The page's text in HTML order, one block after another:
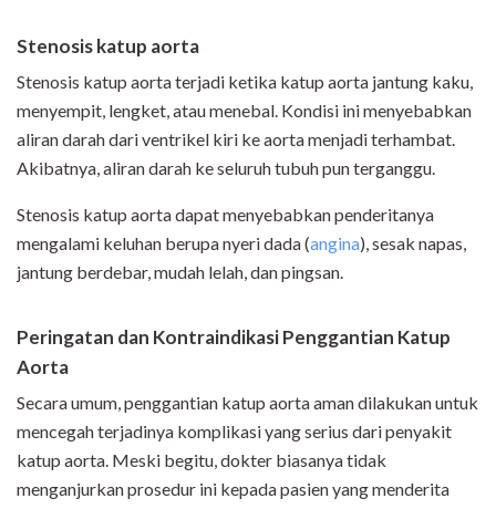
Stenosis katup aorta
Stenosis katup aorta terjadi ketika katup aorta jantung kaku,
menyempit, lengket, atau menebal. Kondisi ini menyebabkan
aliran darah dari ventrikel kiri ke aorta menjadi terhambat.
Akibatnya, aliran darah ke seluruh tubuh pun terganggu.
Stenosis katup aorta dapat menyebabkan penderitanya
mengalami keluhan berupa nyeri dada (angina), sesak napas,
jantung berdebar, mudah lelah, dan pingsan.
Peringatan dan Kontraindikasi Penggantian Katup
Aorta
Secara umum, penggantian katup aorta aman dilakukan untuk
mencegah terjadinya komplikasi yang serius dari penyakit
katup aorta. Meski begitu, dokter biasanya tidak
menganjurkan prosedur ini kepada pasien yang menderita